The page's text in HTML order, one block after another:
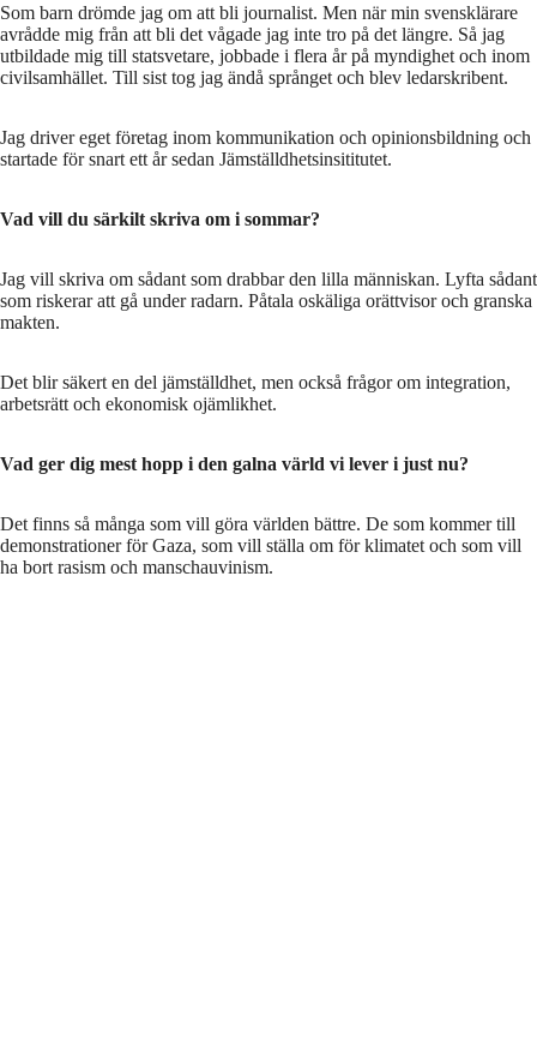
Som barn drömde jag om att bli journalist. Men när min svensklärare
avrådde mig från att bli det vågade jag inte tro på det längre. Så jag
utbildade mig till statsvetare, jobbade i flera år på myndighet och inom
civilsamhället. Till sist tog jag ändå språnget och blev ledarskribent.
Jag driver eget företag inom kommunikation och opinionsbildning och
startade för snart ett år sedan Jämställdhetsinsititutet.
Vad vill du särkilt skriva om i sommar?
Jag vill skriva om sådant som drabbar den lilla människan. Lyfta sådant
som riskerar att gå under radarn. Påtala oskäliga orättvisor och granska
makten.
Det blir säkert en del jämställdhet, men också frågor om integration,
arbetsrätt och ekonomisk ojämlikhet.
Vad ger dig mest hopp i den galna värld vi lever i just nu?
Det finns så många som vill göra världen bättre. De som kommer till
demonstrationer för Gaza, som vill ställa om för klimatet och som vill
ha bort rasism och manschauvinism.